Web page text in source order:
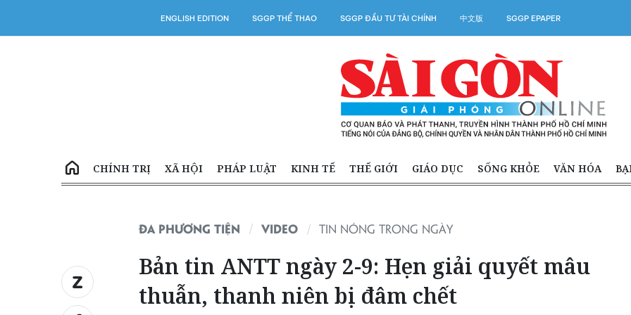
ENGLISH EDITION SGGP THỂ THAO SGGP ĐẦU TƯ TÀI CHÍNH 中文版 SGGP EPAPER
CHÍNH TRỊ XÃ HỘI PHÁP LUẬT KINH TẾ THẾ GIỚI GIÁO DỤC SỐNG KHỎE VĂN HÓA
ĐA PHƯƠNG TIỆN VIDEO TIN NÓNG TRONG NGÀY
Bản tin ANTT ngày 2-9: Hẹn giải quyết mâu
thuẫn, thanh niên bị đâm chết